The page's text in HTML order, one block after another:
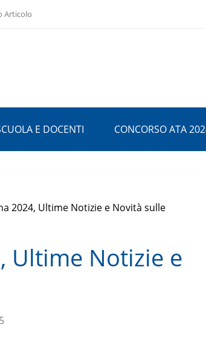
Articolo
E DOCENTI CONCORSO ATA
2024, Ultime Notizie e Novità sulle
Ultime Notizie e